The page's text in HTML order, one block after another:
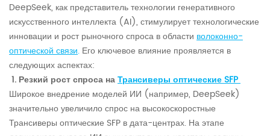
DeepSeek, как представитель технологии генеративного
искусственного интеллекта (AI), стимулирует технологические
инновации и рост рыночного спроса в области волоконно-
оптической связи. Его ключевое влияние проявляется в
следующих аспектах:
1. Резкий рост спроса наТрансиверы оптические SFP
Широкое внедрение моделей ИИ (например, DeepSeek)
значительно увеличило спрос на высокоскоростные
Трансиверы оптические SFP в дата-центрах. На этапе